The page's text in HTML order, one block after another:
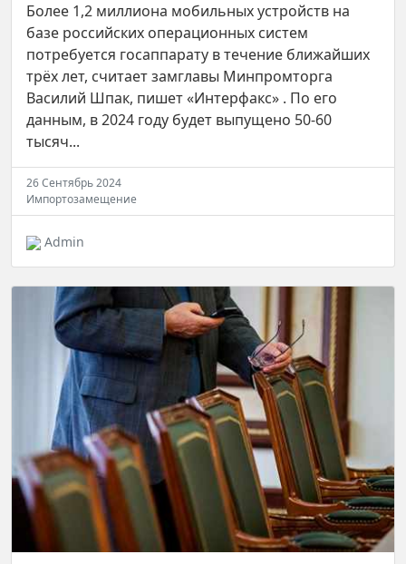
Более 1,2 миллиона мобильных устройств на
базе российских операционных систем
потребуется госаппарату в течение ближайших
трёх лет, считает замглавы Минпромторга
Василий Шпак, пишет «Интерфакс» . По его
данным, в 2024 году будет выпущено 50-60
тысяч...
26 Сентябрь 2024
Импортозамещение
Admin